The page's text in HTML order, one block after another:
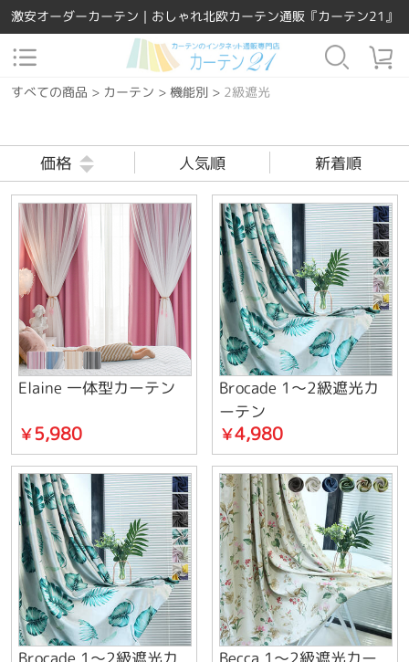
激安オーダーカーテン｜おしゃれ北欧カーテン通販『カーテン21』
すべての商品 > カーテン > 機能別> 2級遮光
価格 人気順 新着順
Elaine 一体型カーテン
￥5,980
Brocade 1～2級遮光カ
ーテン
￥4,980